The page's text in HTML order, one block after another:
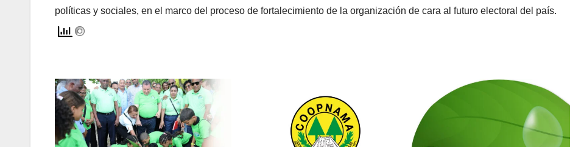
políticas y sociales, en el marco del proceso de fortalecimiento de la organización de cara al futuro electoral del país.